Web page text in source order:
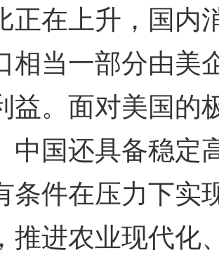
正在上升，国内
相当一部分由美
益。面对美国的
中国还具备稳定
条件在压力下实
推进农业现代化